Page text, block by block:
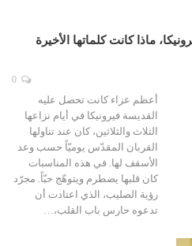
ماذا كانت كلماتها الأخيرة
أعظم عزاء كانت تحصل عليه
القديسة فيرونيكا في أيام نزاعها
الثلاث والثلاثين، كان عند تناولها
القربان المقدّس يوميّاً حسب وعد
الأسقف لها. في هذه المناسبات
كان قلبها يضطرم ويتوهّج حبّاً. مجرّد
رؤية الصليب، الذي اعتادت أن
تدعوه حارس باب القلب،…